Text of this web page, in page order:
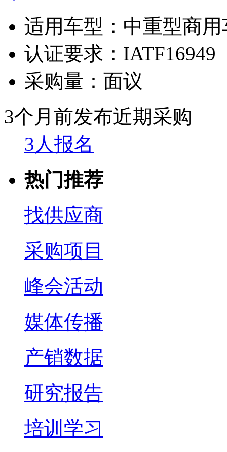
适用车型： 中重型商
认证要求： IATF16949
采购量： 面议
3个月前发布近期采购
3人报名
热门推荐
找供应商
采购项目
峰会活动
媒体传播
产销数据
研究报告
培训学习